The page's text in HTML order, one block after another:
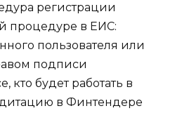
регистрации
процедуре в ЕИС:
пользователя или
подписи
кто будет работать в
в Финтендере